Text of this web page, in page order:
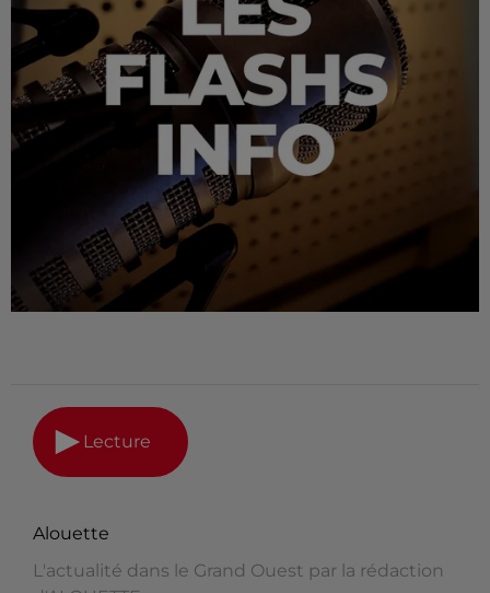
Lecture
Alouette
L'actualité dans le Grand Ouest par la rédaction